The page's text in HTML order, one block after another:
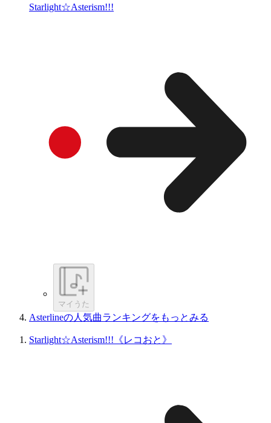
Starlight☆Asterism!!!
マイうた
Asterlineの人気曲ランキングをもっとみる
Starlight☆Asterism!!!《レコおと》